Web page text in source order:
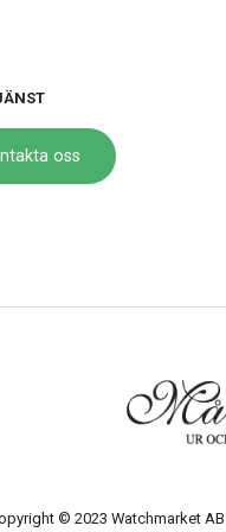
oss
© 2023 Watchmarket